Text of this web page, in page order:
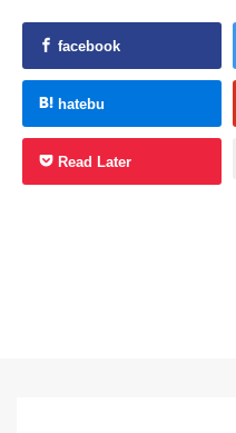
facebook
hatebu
Read Later